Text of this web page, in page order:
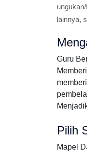
lainnya,
Guru
Pilih
Mapel